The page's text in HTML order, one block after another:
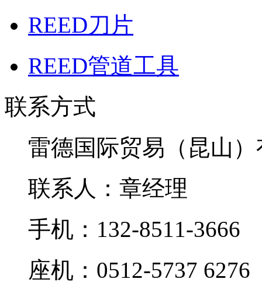
REED刀片
REED管道工具
联系方式
雷德国际贸易（昆山
联系人：章经理
手机：132-8511-3666
座机：0512-5737 6276